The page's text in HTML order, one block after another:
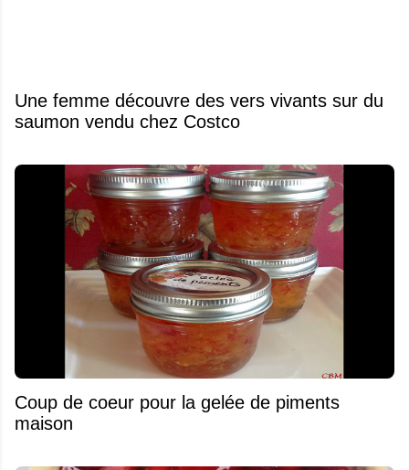
Une femme découvre des vers vivants sur du
saumon vendu chez Costco
Coup de coeur pour la gelée de piments
maison